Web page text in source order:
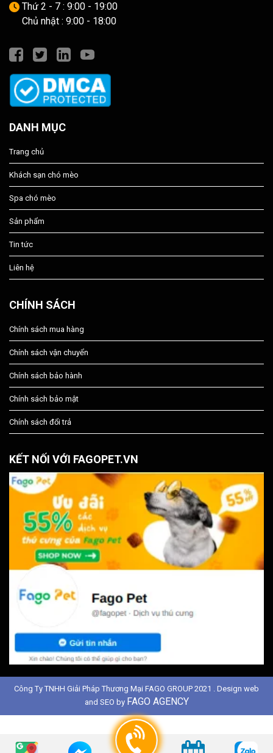
Thứ 2 - 7 : 9:00 - 19:00
Chủ nhật : 9:00 - 18:00
DANH MỤC
Trang chủ
Khách sạn chó mèo
Spa chó mèo
Sản phẩm
Tin tức
Liên hệ
CHÍNH SÁCH
Chính sách mua hàng
Chính sách vận chuyển
Chính sách bảo hành
Chính sách bảo mật
Chính sách đổi trả
KẾT NỐI VỚI FAGOPET.VN
Công Ty TNHH Giải Pháp Thương Mại FAGO GROUP 2021 . Design web
and SEO by FAGO AGENCY